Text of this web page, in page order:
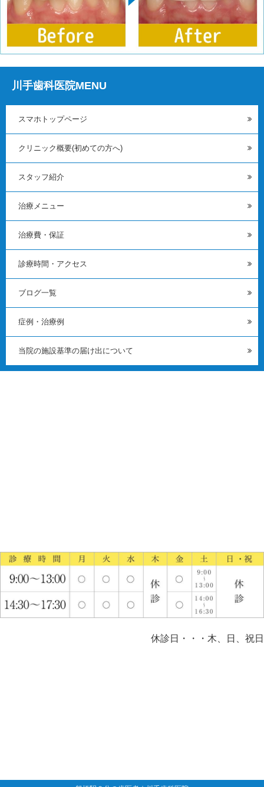
川手歯科医院MENU
スマホトップページ
クリニック概要(初めての方へ)
スタッフ紹介
治療メニュー
治療費・保証
診療時間・アクセス
ブログ一覧
症例・治療例
当院の施設基準の届け出について
休診日・・・木、日、祝日